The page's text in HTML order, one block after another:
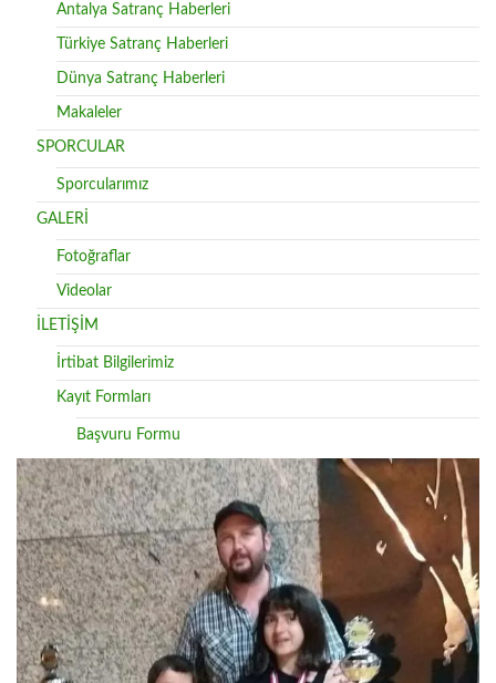
Antalya Satranç Haberleri
Türkiye Satranç Haberleri
Dünya Satranç Haberleri
Makaleler
SPORCULAR
Sporcularımız
GALERİ
Fotoğraflar
Videolar
İLETİŞİM
İrtibat Bilgilerimiz
Kayıt Formları
Başvuru Formu